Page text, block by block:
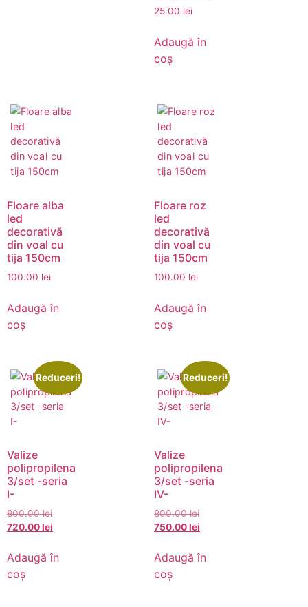
25.00 lei
Adaugă în
coș
Floare alba
led
decorativă
din voal cu
tija 150cm
100.00 lei
Adaugă în
coș
Floare roz
led
decorativă
din voal cu
tija 150cm
100.00 lei
Adaugă în
coș
Reduceri!
Valize
polipropilena
3/set -seria
I-
800.00lei
720.00lei
Adaugă în
coș
Reduceri!
Valize
polipropilena
3/set -seria
IV-
800.00lei
750.00lei
Adaugă în
coș